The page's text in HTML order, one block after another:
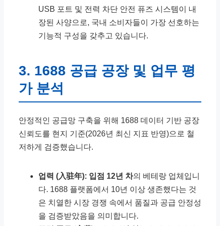
USB 포트 및 전력 차단 안전 퓨즈 시스템이 내
장된 사양으로, 국내 소비자들이 가장 선호하는
기능적 구성을 갖추고 있습니다.
3. 1688 공급 공장 및 업무 평
가 분석
안정적인 공급망 구축을 위해 1688 데이터 기반 공장
신뢰도를 현지 기준(2026년 최신 지표 반영)으로 철
저하게 검증했습니다.
업력 (入驻年): 입점 12년 차의 베테랑 업체입니
다. 1688 플랫폼에서 10년 이상 생존했다는 것
은 치열한 시장 경쟁 속에서 품질과 공급 안정성
을 검증받았음을 의미합니다.